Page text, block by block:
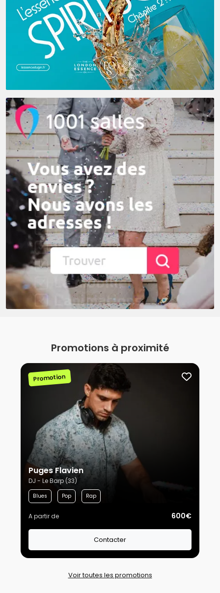
Promotions à proximité
Promotion
Puges Flavien
DJ - Le Barp (33)
Blues Pop Rap
A partir de 600€
Contacter
Voir toutes les promotions